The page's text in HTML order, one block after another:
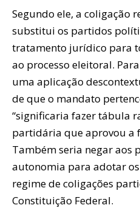
Segundo ele, a coligação
substitui os partidos
tratamento jurídico para
ao processo eleitoral.
uma aplicação
de que o mandato
“significaria fazer tábula
partidária que aprovou a
Também seria negar aos
autonomia para adotar
regime de coligações
Constituição Federal.